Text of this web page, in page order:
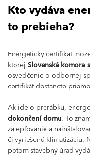
Kto vydáva
to prebieha?
Energetický certifikát
ktorej Slovenská komora
osvedčenie o odbornej
certifikát dostanete
Ak ide o prerábku,
dokončení domu. To
zatepľovanie a
či vyriešenú klimatizáciu.
potom stavebný úrad